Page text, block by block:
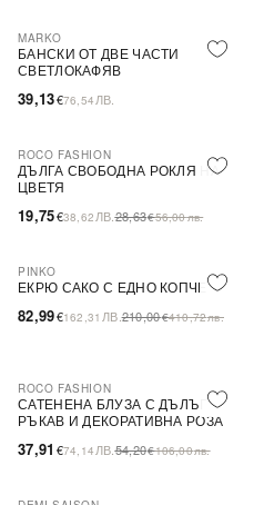
MARKO
БАНСКИ ОТ ДВЕ ЧАСТИ
СВЕТЛОКАФЯВ
39,13€76,54 ЛВ.
-31%
ROCO FASHION
ДЪЛГА СВОБОДНА РОКЛЯ НА
ЦВЕТЯ
19,75€38,62 ЛВ.28,63€56,00лв.
-60%
PINKO
ЕКРЮ САКО С ЕДНО КОПЧЕ
82,99€162,31 ЛВ.210,00€410,72лв.
-30%
ROCO FASHION
САТЕНЕНА БЛУЗА С ДЪЛЪГ
РЪКАВ И ДЕКОРАТИВНА РОЗА
37,91 €74,14 ЛВ.54,20€106,00лв.